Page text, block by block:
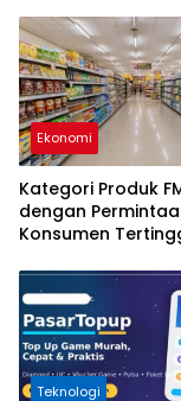
Ekonomi
Kategori Produk
dengan
Konsumen
Teknologi